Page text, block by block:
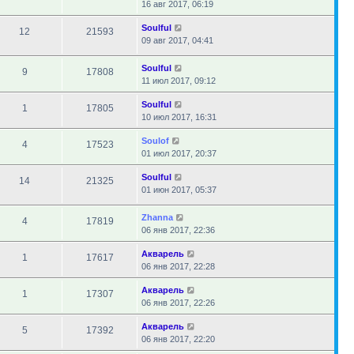
16 авг 2017, 06:19
12 21593
Soulful
09 авг 2017, 04:41
9 17808
Soulful
11 июл 2017, 09:12
1 17805
Soulful
10 июл 2017, 16:31
4 17523
Soulof
01 июл 2017, 20:37
14 21325
Soulful
01 июн 2017, 05:37
4 17819
Zhanna
06 янв 2017, 22:36
1 17617
Акварель
06 янв 2017, 22:28
1 17307
Акварель
06 янв 2017, 22:26
5 17392
Акварель
06 янв 2017, 22:20